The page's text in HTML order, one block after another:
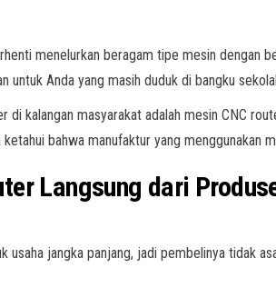
menelurkan beragam tipe mesin dengan
untuk Anda yang masih duduk di bangku
di kalangan masyarakat adalah mesin CNC
bahwa manufaktur yang menggunakan
Langsung dari
usaha jangka panjang, jadi pembelinya tidak